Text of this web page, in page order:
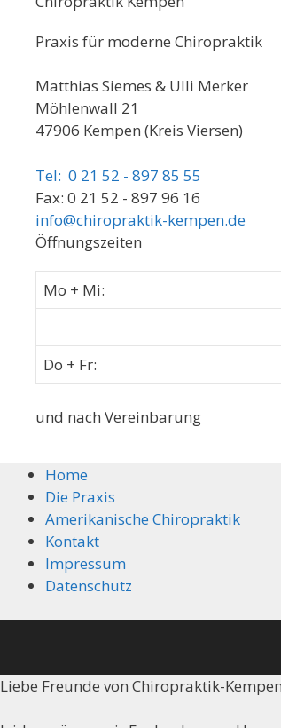
Praxis für moderne Chiropraktik
Matthias Siemes & Ulli Merker
Möhlenwall 21
47906 Kempen (Kreis Viersen)
Tel: 0 21 52 - 897 85 55
Fax: 0 21 52 - 897 96 16
info@chiropraktik-kempen.de
Öffnungszeiten
Mo + Mi:
Do + Fr:
und nach Vereinbarung
Home
Die Praxis
Amerikanische Chiropraktik
Kontakt
Impressum
Datenschutz
Liebe Freunde von Chiropraktik-